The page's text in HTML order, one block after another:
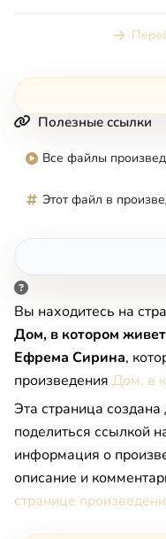
Полезные ссылки
Все файлы
Этот файл в
Вы находитесь на
Дом, в котором
Ефрема Сирина,
произведения Дом, в
Эта страница
поделиться ссылкой
информация о
описание и
странице